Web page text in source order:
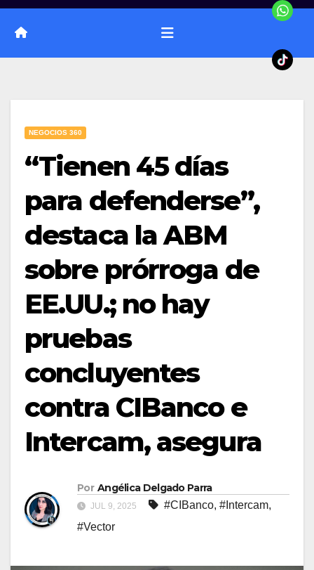
NEGOCIOS 360
“Tienen 45 días
para defenderse”,
destaca la ABM
sobre prórroga de
EE.UU.; no hay
pruebas
concluyentes
contra CIBanco e
Intercam, asegura
Por Angélica Delgado Parra
JUL 9, 2025 #CIBanco, #Intercam,
#Vector